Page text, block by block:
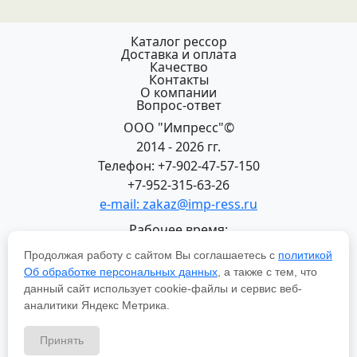
Каталог рессор
Доставка и оплата
Качество
Контакты
О компании
Вопрос-ответ
ООО "Импресс"©
2014 - 2026 гг.
Телефон: +7-902-47-57-150
+7-952-315-63-26
e-mail: zakaz@imp-ress.ru
Рабочее время:
пн-пт 08:00-18:00 (МСК+2)
618200, Пермский край
г.Чусовой, ул. Халтурина, 22
Политика в отношении обработки персональных
Продолжая работу с сайтом Вы соглашаетесь с политикой
Об обработке персональных данных , а также с тем, что
данный сайт использует cookie-файлы и сервис веб-
аналитики Яндекс Метрика.
Принять